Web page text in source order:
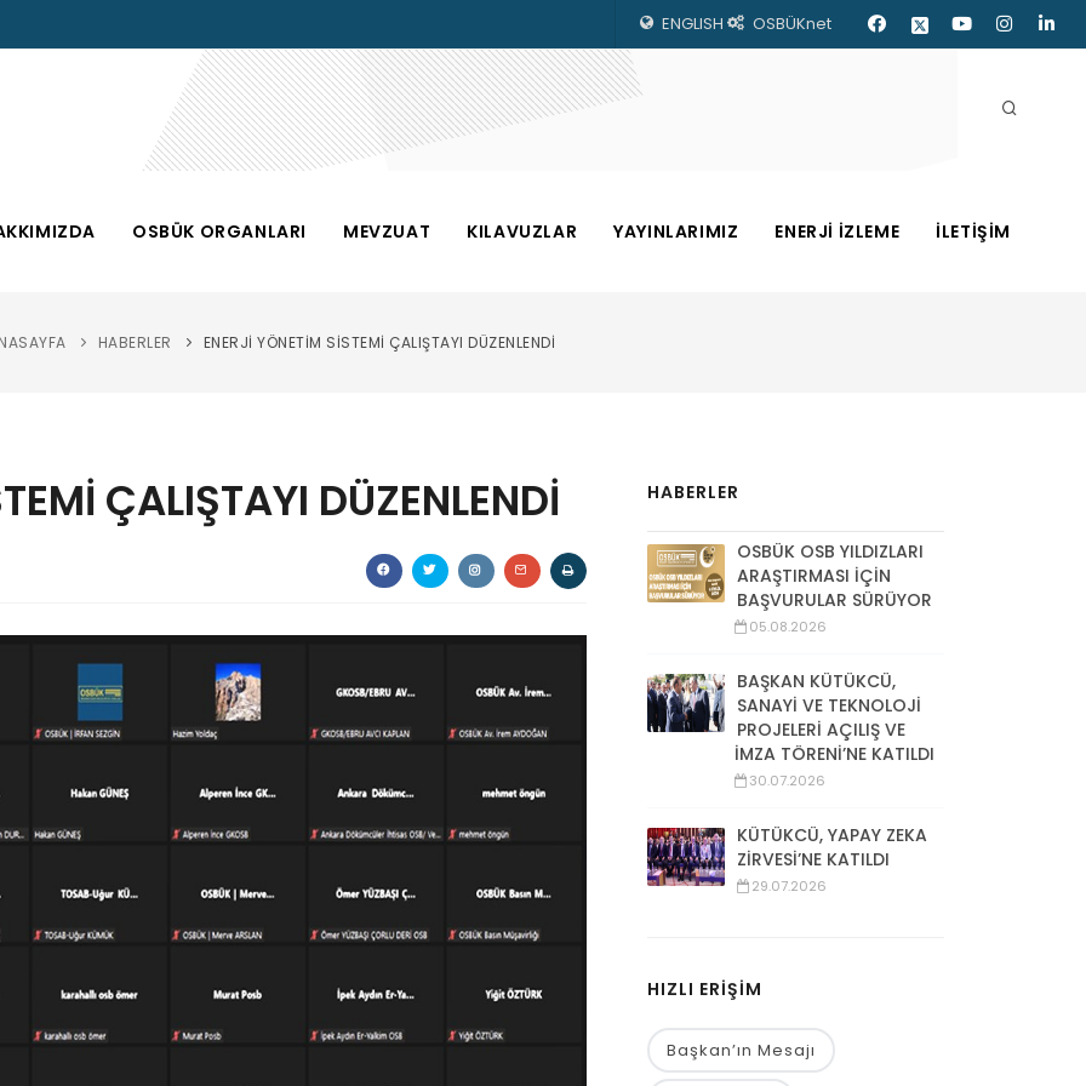
ENGLISH OSBÜKnet
OSBÜK ORGANLARI MEVZUAT KILAVUZLAR YAYINLARIMIZ ENERJİ İZLEME İLETİŞİM
HABERLER ENERJİ YÖNETİM SİSTEMİ ÇALIŞTAYI DÜZENLENDİ
ÇALIŞTAYI DÜZENLENDİ HABERLER
OSBÜK OSB YILDIZLARI
ARAŞTIRMASI İÇİN
BAŞVURULAR SÜRÜYOR
05.08.2026
BAŞKAN KÜTÜKCÜ,
SANAYİ VE TEKNOLOJİ
PROJELERİ AÇILIŞ VE
İMZA TÖRENİ’NE KATILDI
30.07.2026
KÜTÜKCÜ, YAPAY ZEKA
ZİRVESİ’NE KATILDI
29.07.2026
HIZLI ERİŞİM
Başkan’ın Mesajı